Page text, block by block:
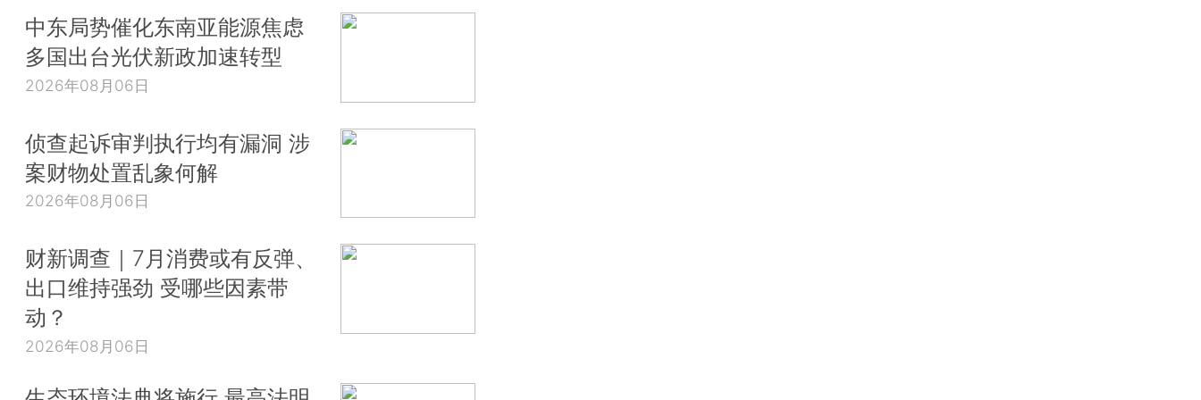
中东局势催化东南亚能源焦虑
多国出台光伏新政加速转型
2026年08月06日
侦查起诉审判执行均有漏洞 涉
案财物处置乱象何解
2026年08月06日
财新调查｜7月消费或有反弹、
出口维持强劲 受哪些因素带
动？
2026年08月06日